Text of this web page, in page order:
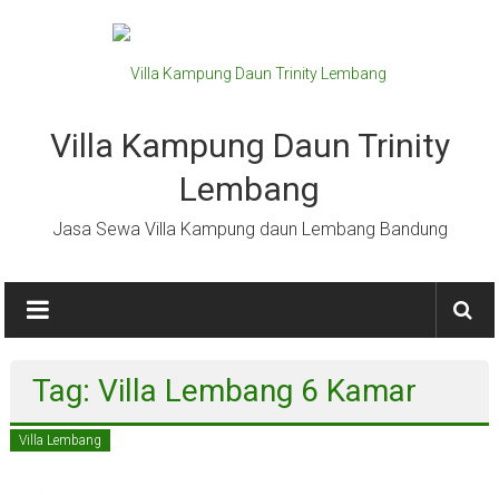
Villa Kampung Daun Trinity
Lembang
Jasa Sewa Villa Kampung daun Lembang Bandung
Tag: Villa Lembang 6 Kamar
Villa Lembang